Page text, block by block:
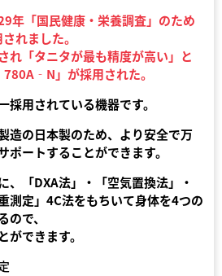
年「国民健康・栄養調査」のため
れました。
れ「タニタが最も精度が高い」と
」が採用された。
採用されている機器です。
造の日本製のため、より安全で万
ポートすることができます。
、「DXA法」・「空気置換法」・
測定」4C法をもちいて身体を4つの
で、
ができます。